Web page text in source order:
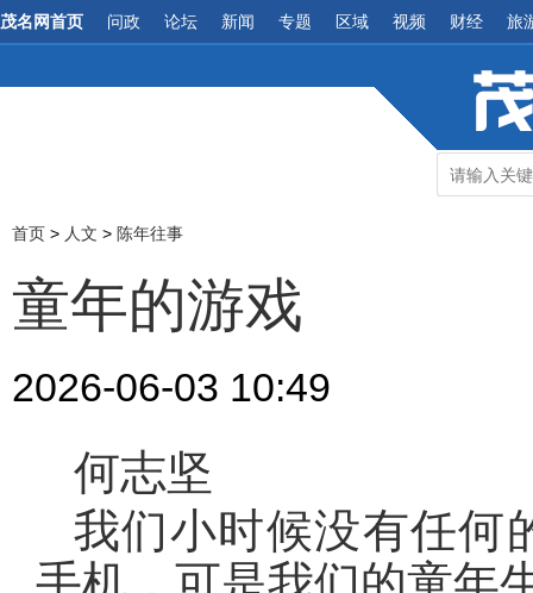
茂名网首页 问政 论坛 新闻 专题 区域 视频 财经 旅
首页 > 人文 > 陈年往事
童年的游戏
2026-06-03 10:49
何志坚
我们小时候没有任何